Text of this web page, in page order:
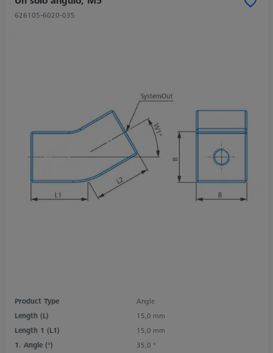
626105-6020-035
Product Type
Angle
Length (L)
15,0 mm
Length 1 (L1)
15,0 mm
1. Angle (°)
35,0 °